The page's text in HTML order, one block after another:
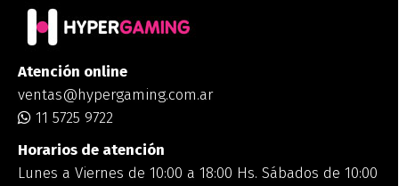
Atención online
ventas@hypergaming.com.ar
11 5725 9722
Horarios de atención
Lunes a Viernes de 10:00 a 18:00 Hs. Sábados de 10:00